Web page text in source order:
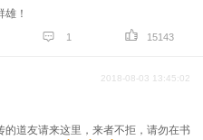
！
 1  15143
2018-08-03 13:45:02
道友请来这里，来者不拒，请勿在书